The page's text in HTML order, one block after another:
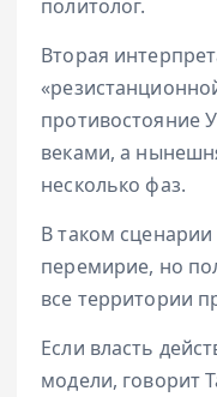
политолог.
Вторая
противостояние
веками, а
несколько фаз.
В таком
перемирие, но
все территории
Если власть
модели, говорит